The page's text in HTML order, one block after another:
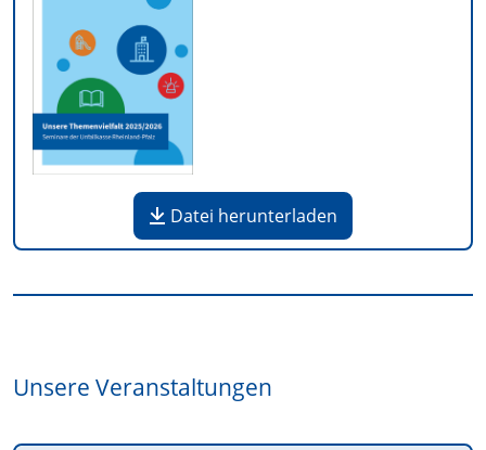
Datei herunterladen
Unsere Veranstaltungen